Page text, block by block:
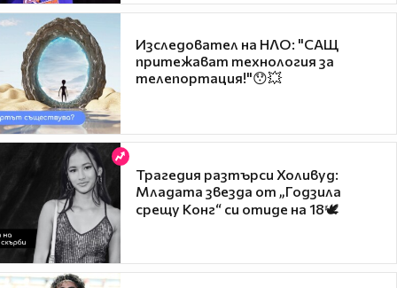
Изследовател на НЛО: "САЩ
притежават технология за
телепортация!"😯💥
Трагедия разтърси Холивуд:
Младата звезда от „Годзила
срещу Конг“ си отиде на 18🕊️